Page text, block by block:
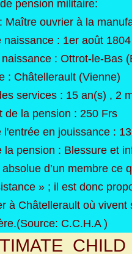
pension militaire:
Maître ouvrier à la
naissance : 1er août 1804
: Ottrot-le-Bas
: Châtellerault (Vienne)
services : 15 an(s) , 2
de la pension : 250 Frs
l'entrée en jouissance :
la pension : Blessure et
absolue d’un membre ce
» ; il est donc
à Châtellerault où
C.C.H.A )